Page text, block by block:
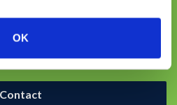
OK
Contact